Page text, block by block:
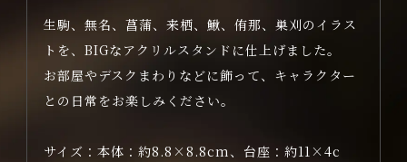
STREAMING
生駒、無名、菖蒲、来栖、鰍、侑那、巣刈のイラス
トを、BIGなアクリルスタンドに仕上げました。
お部屋やデスクまわりなどに飾って、キャラクター
との日常をお楽しみください。
サイズ： 本体：約8.8×8.8cm、台座：約11×4c